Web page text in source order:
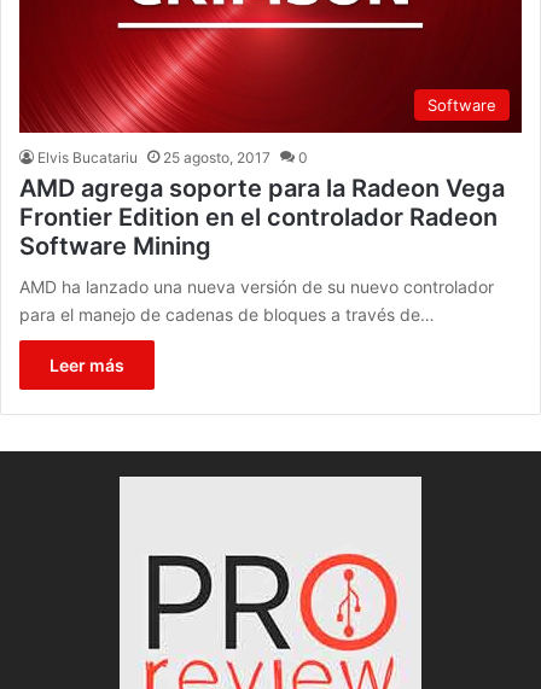
Software
Elvis Bucatariu 25 agosto, 2017 0
AMD agrega soporte para la Radeon Vega
Frontier Edition en el controlador Radeon
Software Mining
AMD ha lanzado una nueva versión de su nuevo controlador
para el manejo de cadenas de bloques a través de…
Leer más